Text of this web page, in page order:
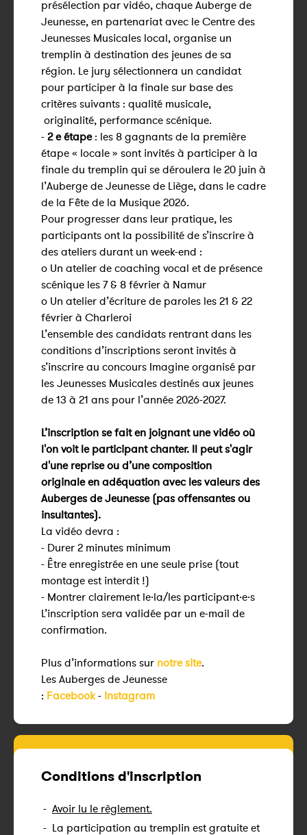
présélection par vidéo, chaque Auberge de
Jeunesse, en partenariat avec le Centre des
Jeunesses Musicales local, organise un
tremplin à destination des jeunes de sa
région. Le jury sélectionnera un candidat
pour participer à la finale sur base des
critères suivants : qualité musicale,
originalité, performance scénique.
- 2 e étape: les 8 gagnants de la première
étape « locale » sont invités à participer à la
finale du tremplin qui se déroulera le 20 juin à
l’Auberge de Jeunesse de Liège, dans le cadre
de la Fête de la Musique 2026.
Pour progresser dans leur pratique, les
participants ont la possibilité de s’inscrire à
des ateliers durant un week-end :
o Un atelier de coaching vocal et de présence
scénique les 7 & 8 février à Namur
o Un atelier d’écriture de paroles les 21 & 22
février à Charleroi
L’ensemble des candidats rentrant dans les
conditions d’inscriptions seront invités à
s’inscrire au concours Imagine organisé par
les Jeunesses Musicales destinés aux jeunes
de 13 à 21 ans pour l’année 2026-2027.
L’inscription se fait en joignant une vidéo où
l'on voit le participant chanter. Il peut s'agir
d'une reprise ou d’une composition
originale en adéquation avec les valeurs des
Auberges de Jeunesse (pas offensantes ou
insultantes).
La vidéo devra :
- Durer 2 minutes minimum
- Être enregistrée en une seule prise (tout
montage est interdit !)
- Montrer clairement le·la/les participant·e·s
L’inscription sera validée par un e-mail de
confirmation.
Plus d’informations sur notre site.
Les Auberges de Jeunesse
: Facebook- Instagram
Conditions d'inscription
- Avoir lu le règlement.
- La participation au tremplin est gratuite et